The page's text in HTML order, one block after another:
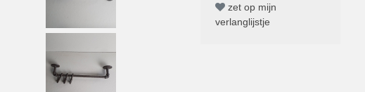
zet op mijn
verlanglijstje